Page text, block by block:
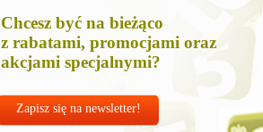
Chcesz być na bieżąco
z rabatami, promocjami oraz
akcjami specjalnymi?
Zapisz się na newsletter!